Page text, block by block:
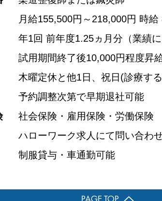
月給155,500円～218,000円 時
年1回 前年度1.25ヵ月分 （業績
試用期間終了後10,000円程度昇
木曜定休と他1日、祝日(診療す
予約調整次第で早期退社可能
社会保険・雇用保険・労働保険
ハローワーク求人にて問い合わ
制服貸与・車通勤可能